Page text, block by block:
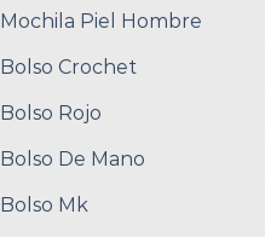
Mochila Piel Hombre
Bolso Crochet
Bolso Rojo
Bolso De Mano
Bolso Mk